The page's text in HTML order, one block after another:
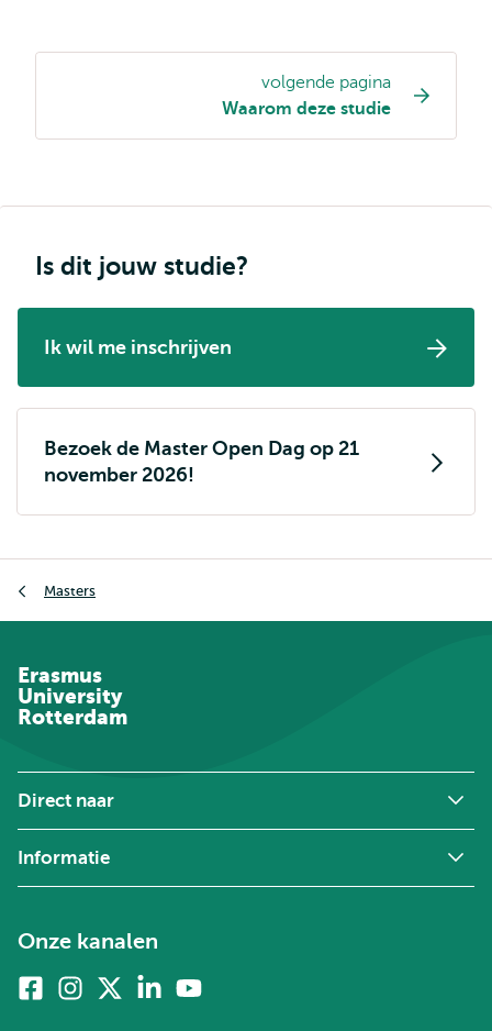
volgende pagina
Waarom deze studie
Is dit jouw studie?
Ik wil me inschrijven
Bezoek de Master Open Dag op 21
november 2026!
Masters
Erasmus
University
Rotterdam
Direct naar
Informatie
Onze kanalen
FacebookInstagram Linkedin